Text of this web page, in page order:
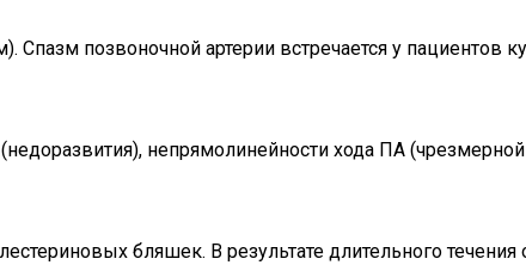
Спазм позвоночной артерии встречается у
непрямолинейности хода ПА
бляшек. В результате длительного